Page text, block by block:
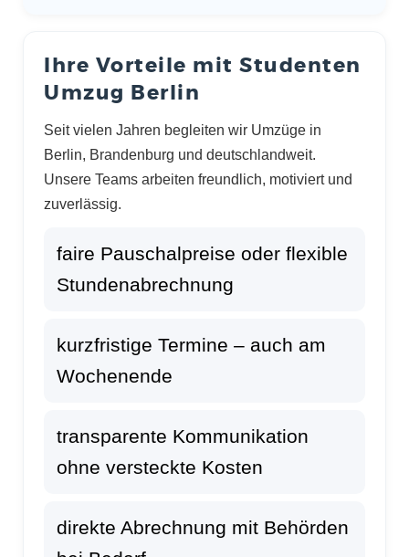
Ihre Vorteile mit Studenten
Umzug Berlin
Seit vielen Jahren begleiten wir Umzüge in
Berlin, Brandenburg und deutschlandweit.
Unsere Teams arbeiten freundlich, motiviert und
zuverlässig.
faire Pauschalpreise oder flexible
Stundenabrechnung
kurzfristige Termine – auch am
Wochenende
transparente Kommunikation
ohne versteckte Kosten
direkte Abrechnung mit Behörden